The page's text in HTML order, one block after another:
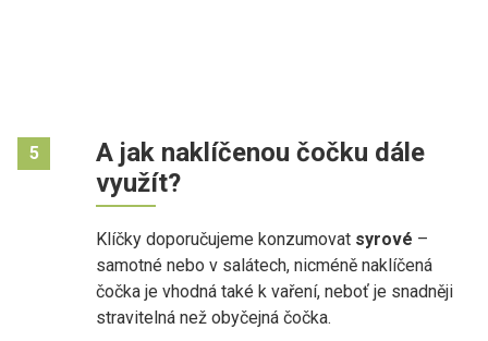
5
A jak naklíčenou čočku dále
využít?
Klíčky doporučujeme konzumovat syrové –
samotné nebo v salátech, nicméně naklíčená
čočka je vhodná také k vaření, neboť je snadněji
stravitelná než obyčejná čočka.